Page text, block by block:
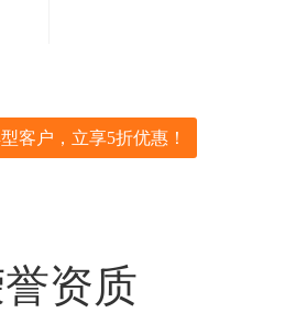
客户，立享5折优惠！
资质